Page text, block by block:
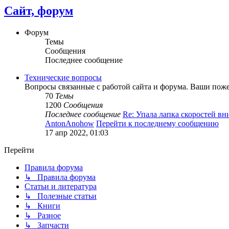
Сайт, форум
Форум
Темы
Сообщения
Последнее сообщение
Технические вопросы
Вопросы связанные с работой сайта и форума. Ваши
70 Темы
1200 Сообщения
Последнее сообщение Re: Упала лапка скоростей
AntonAnohow Перейти к последнему сообщению
17 апр 2022, 01:03
Перейти
Правила форума
↳ Правила форума
Статьи и литература
↳ Полезные статьи
↳ Книги
↳ Разное
↳ Запчасти